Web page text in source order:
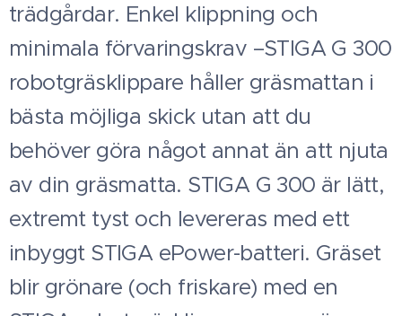
trädgårdar. Enkel klippning och
minimala förvaringskrav –STIGA G 300
robotgräsklippare håller gräsmattan i
bästa möjliga skick utan att du
behöver göra något annat än att njuta
av din gräsmatta. STIGA G 300 är lätt,
extremt tyst och levereras med ett
inbyggt STIGA ePower-batteri. Gräset
blir grönare (och friskare) med en